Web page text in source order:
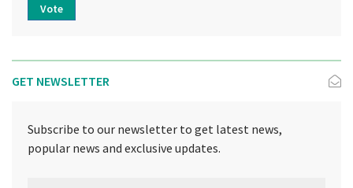
Vote
GET NEWSLETTER
Subscribe to our newsletter to get latest news,
popular news and exclusive updates.